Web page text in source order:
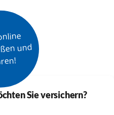
und
Sie versichern?